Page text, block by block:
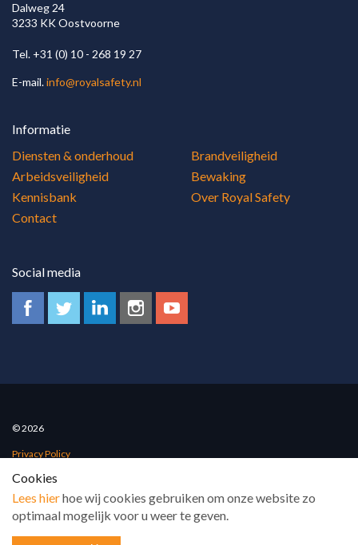
Dalweg 24
3233 KK Oostvoorne
Tel. +31 (0) 10 - 268 19 27
E-mail.info@royalsafety.nl
Informatie
Diensten & onderhoud
Brandveiligheid
Arbeidsveiligheid
Bewaking
Kennisbank
Over Royal Safety
Contact
Social media
© 2026
Privacy Policy
Algemene voorwaarden
Sitemap
Cookies
Lees hierhoe wij cookies gebruiken om onze website zo
optimaal mogelijk voor u weer te geven.